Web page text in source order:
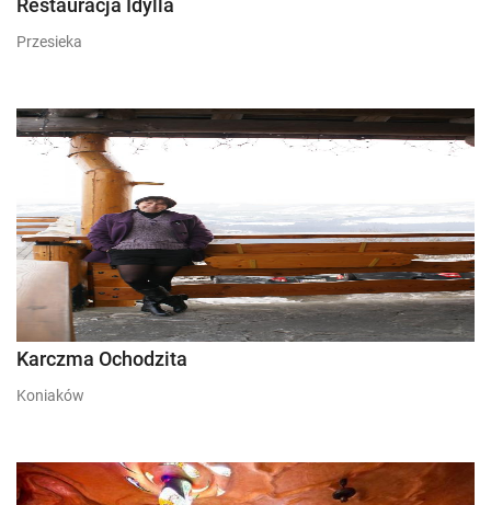
Restauracja Idylla
Przesieka
Karczma Ochodzita
Koniaków